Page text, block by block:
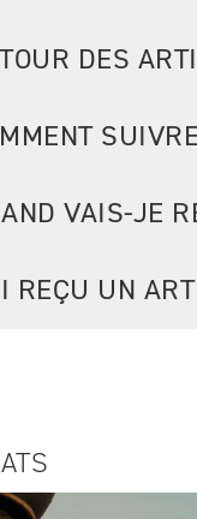
DES
VAIS-JE
REÇU UN